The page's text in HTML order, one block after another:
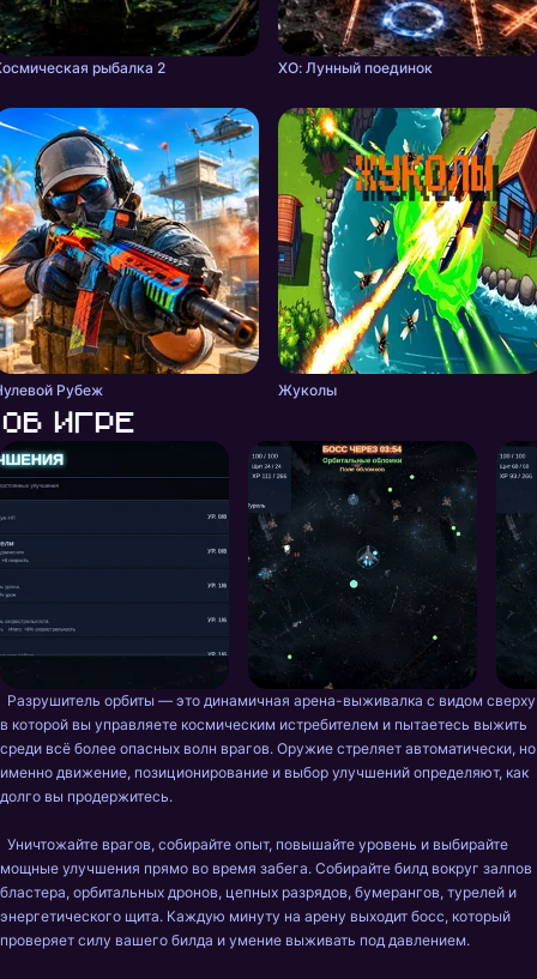
рыбалка 2 ХО: Лунный поединок
Рубеж Жуколы
Об игре
в которой вы управляете космическим истребителем и пытаетесь выжить
среди всё более опасных волн врагов. Оружие стреляет автоматически, но
именно движение, позиционирование и выбор улучшений определяют, как
долго вы продержитесь.
мощные улучшения прямо во время забега. Собирайте билд вокруг залпов
бластера, орбитальных дронов, цепных разрядов, бумерангов, турелей и
энергетического щита. Каждую минуту на арену выходит босс, который
проверяет силу вашего билда и умение выживать под давлением.